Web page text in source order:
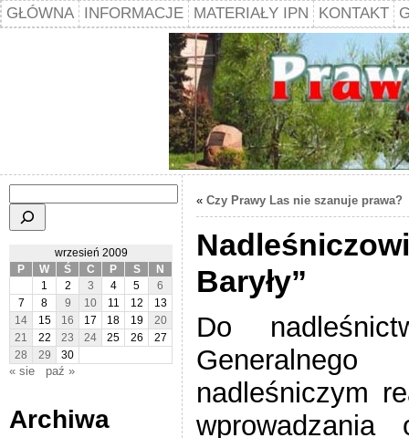
GŁÓWNA INFORMACJE MATERIAŁY IPN KONTAKT
wrzesień 2009
P
W Ś C P S
N
1
2 3 4 5
6
7
8 9 10 11 12
13
14
15 16 17 18 19
20
21
22 23 24 25 26
27
28
29 30
« sie paź »
Archiwa
« Czy Prawy Las nie szanuje prawa?
Baryły”
Do
Generalnego
nadleśniczym